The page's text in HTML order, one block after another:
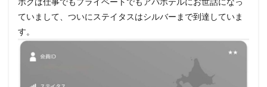
ていまして、ついにステイタスはシルバーまで到達していま
す。